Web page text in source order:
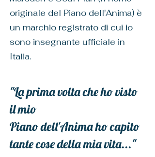
originale del Piano dell'Anima) è
un marchio registrato di cui io
sono insegnante ufficiale in
Italia.
"La prima volta che ho visto
il mio
Piano dell'Anima ho capito
tante cose della mia vita..."